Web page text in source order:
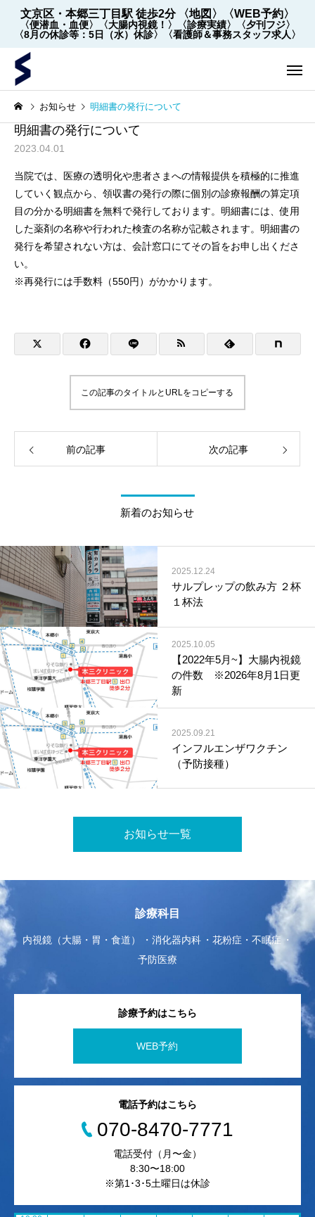
文京区・本郷三丁目駅 徒歩2分 〈地図〉 〈WEB予約〉
〈便潜血・血便〉 〈大腸内視鏡！〉 〈診療実績〉
〈夕刊フジ〉
〈8月の休診等：5日（水）休診〉
〈看護師＆事務スタッフ求人〉
内視鏡
鏡の件数 ※2026年8月1
内視鏡
飲めます！
お知らせ 明細書の発行について
明細書の発行について
2023.04.01
当院では、医療の透明化や患者さまへの情報提供を積極的に推進
していく観点から、領収書の発行の際に個別の診療報酬の算定項
目の分かる明細書を無料で発行しております。明細書には、使用
した薬剤の名称や行われた検査の名称が記載されます。明細書の
発行を希望されない方は、会計窓口にてその旨をお申し出くださ
い。
※再発行には手数料（550円）がかかります。
この記事のタイトルとURLをコピーする
前の記事 次の記事
新着のお知らせ
2025.12.24
サルプレップの飲み方 ２杯
１杯法
2025.10.05
【2022年5月~】大腸内視鏡
の件数 ※2026年8月1日更
新
2025.09.21
インフルエンザワクチン
（予防接種）
お知らせ一覧
診療科目
内視鏡（大腸・胃・食道） 消化器内科
花粉症・不眠症
予防医療
診療予約はこちら
WEB予約
電話予約はこちら
070-8470-7771
電話受付（月〜金）
8:30〜18:00
※第1･3･5土曜日は休診